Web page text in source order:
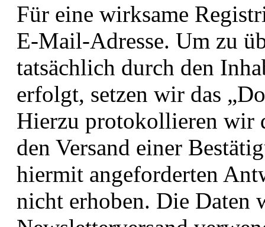
Für eine wirksame
E-Mail-Adresse. Um zu
tatsächlich durch den
erfolgt, setzen wir das
Hierzu protokollieren wir
den Versand einer
hiermit angeforderten
nicht erhoben. Die Daten